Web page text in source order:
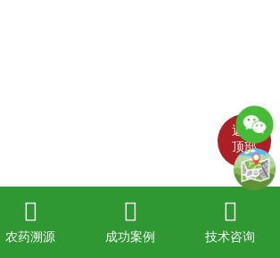
农药溯源 成功案例 技术咨询
返回
顶部